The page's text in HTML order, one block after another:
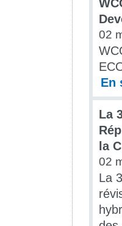
02
En
La
la
02
La